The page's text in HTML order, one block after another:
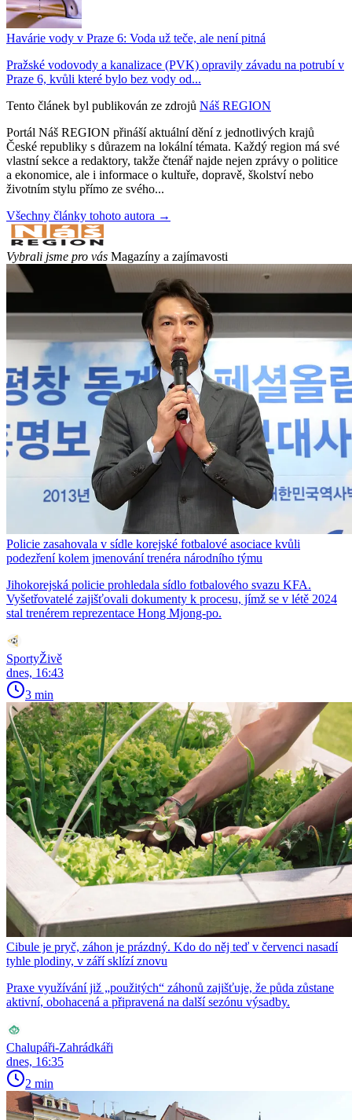
Havárie vody v Praze 6: Voda už teče, ale není pitná
Pražské vodovody a kanalizace (PVK) opravily závadu na potrubí v
Praze 6, kvůli které bylo bez vody od...
Tento článek byl publikován ze zdrojů Náš REGION
Portál Náš REGION přináší aktuální dění z jednotlivých krajů
České republiky s důrazem na lokální témata. Každý region má své
vlastní sekce a redaktory, takže čtenář najde nejen zprávy o politice
a ekonomice, ale i informace o kultuře, dopravě, školství nebo
životním stylu přímo ze svého...
Všechny články tohoto autora →
Vybrali jsme pro vás Magazíny a zajímavosti
Policie zasahovala v sídle korejské fotbalové asociace kvůli
podezření kolem jmenování trenéra národního týmu
Jihokorejská policie prohledala sídlo fotbalového svazu KFA.
Vyšetřovatelé zajišťovali dokumenty k procesu, jímž se v létě 2024
stal trenérem reprezentace Hong Mjong-po.
SportyŽivě
dnes, 16:43
3 min
Cibule je pryč, záhon je prázdný. Kdo do něj teď v červenci nasadí
tyhle plodiny, v září sklízí znovu
Praxe využívání již „použitých“ záhonů zajišťuje, že půda zůstane
aktivní, obohacená a připravená na další sezónu výsadby.
Chalupáři-Zahrádkáři
dnes, 16:35
2 min